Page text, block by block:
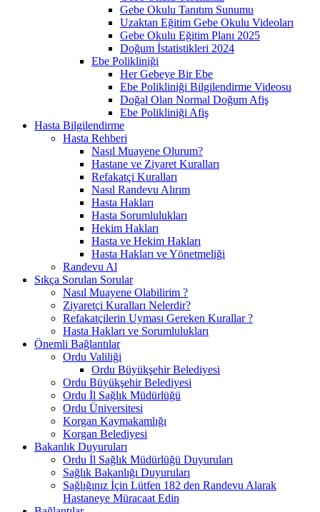
Gebe Okulu Tanıtım Sunumu
Uzaktan Eğitim Gebe Okulu Videoları
Gebe Okulu Eğitim Planı 2025
Doğum İstatistikleri 2024
Ebe Polikliniği
Her Gebeye Bir Ebe
Ebe Polikliniği Bilgilendirme Videosu
Doğal Olan Normal Doğum Afiş
Ebe Polikliniği Afiş
Hasta Bilgilendirme
Hasta Rehberi
Nasıl Muayene Olurum?
Hastane ve Ziyaret Kuralları
Refakatçi Kuralları
Nasıl Randevu Alırım
Hasta Hakları
Hasta Sorumlulukları
Hekim Hakları
Hasta ve Hekim Hakları
Hasta Hakları ve Yönetmeliği
Randevu Al
Sıkça Sorulan Sorular
Nasıl Muayene Olabilirim ?
Ziyaretçi Kuralları Nelerdir?
Refakatçilerin Uyması Gereken Kurallar ?
Hasta Hakları ve Sorumlulukları
Önemli Bağlantılar
Ordu Valiliği
Ordu Büyükşehir Belediyesi
Ordu Büyükşehir Belediyesi
Ordu İl Sağlık Müdürlüğü
Ordu Üniversitesi
Korgan Kaymakamlığı
Korgan Belediyesi
Bakanlık Duyuruları
Ordu İl Sağlık Müdürlüğü Duyuruları
Sağlık Bakanlığı Duyuruları
Sağlığınız İçin Lütfen 182 den Randevu Alarak
Hastaneye Müracaat Edin